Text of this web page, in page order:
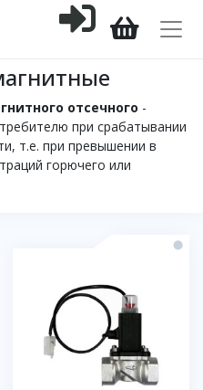
отсечного -
при срабатывании
т.е. при превышении в
горючего или